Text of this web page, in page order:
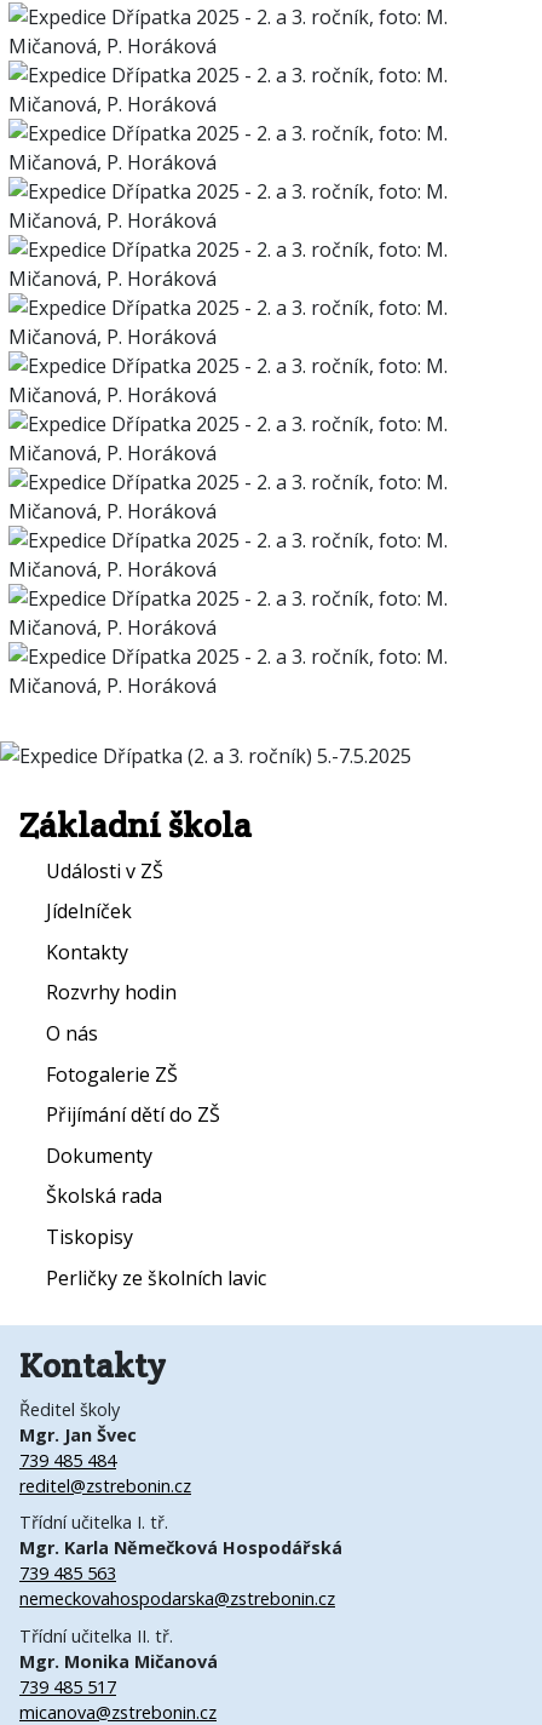
Základní škola
Události v ZŠ
Jídelníček
Kontakty
Rozvrhy hodin
O nás
Fotogalerie ZŠ
Přijímání dětí do ZŠ
Dokumenty
Školská rada
Tiskopisy
Perličky ze školních lavic
Kontakty
Ředitel školy
Mgr. Jan Švec
739 485 484
reditel@zstrebonin.cz
Třídní učitelka I. tř.
Mgr. Karla Němečková Hospodářská
739 485 563
nemeckovahospodarska@zstrebonin.cz
Třídní učitelka II. tř.
Mgr. Monika Mičanová
739 485 517
micanova@zstrebonin.cz